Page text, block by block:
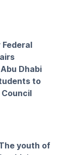
Dhabi
to
youth of